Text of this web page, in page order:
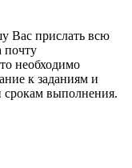
Вас прислать всю
необходимо
к заданиям и
выполнения.